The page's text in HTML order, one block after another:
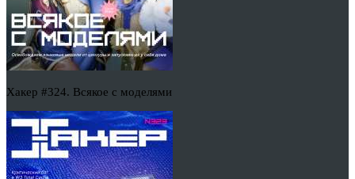
Хакер #324. Всякое с моделями